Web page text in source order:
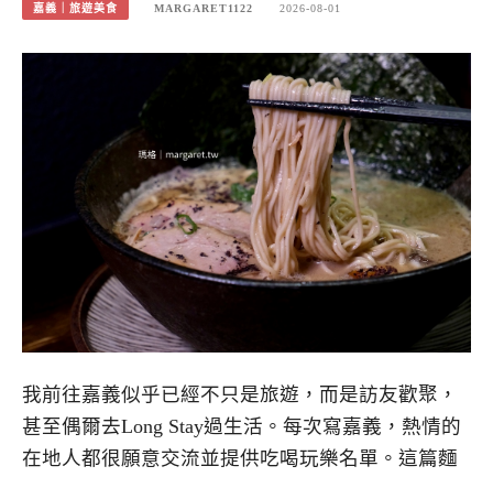
嘉義｜旅遊美食 MARGARET1122 2026-08-01
我前往嘉義似乎已經不只是旅遊，而是訪友歡聚，
甚至偶爾去Long Stay過生活。每次寫嘉義，熱情的
在地人都很願意交流並提供吃喝玩樂名單。這篇麵